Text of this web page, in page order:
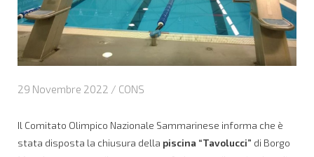
29 Novembre 2022 / CONS
Il Comitato Olimpico Nazionale Sammarinese informa che è
stata disposta la chiusura della piscina “Tavolucci” di Borgo